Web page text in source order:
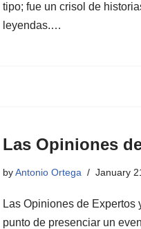
tipo; fue un crisol de
leyendas.…
Las Opiniones
byAntonio Ortega January
Las Opiniones de
punto de presenciar un